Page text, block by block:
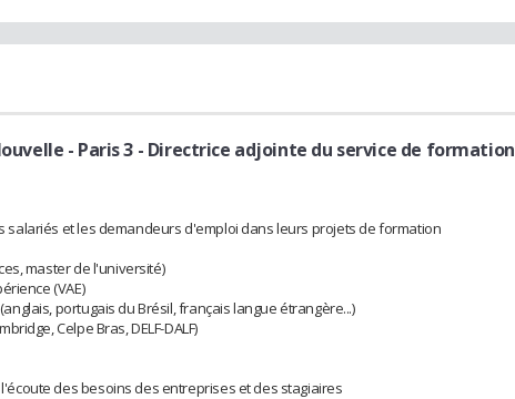
- Paris 3 - Directrice adjointe du service de formation
salariés et les demandeurs d'emploi dans leurs projets de formation
master de l'université)
(VAE)
portugais du Brésil, français langue étrangère...)
Celpe Bras, DELF-DALF)
des besoins des entreprises et des stagiaires